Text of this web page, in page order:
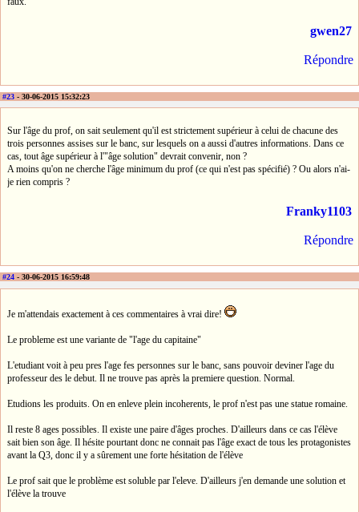
gwen27
Répondre
#23 - 30-06-2015 15:32:23
Sur l'âge du prof, on sait seulement qu'il est strictement supérieur à celui de chacune des
trois personnes assises sur le banc, sur lesquels on a aussi d'autres informations. Dans ce
cas, tout âge supérieur à l'"âge solution" devrait convenir, non ?
A moins qu'on ne cherche l'âge minimum du prof (ce qui n'est pas spécifié) ? Ou alors n'ai-
je rien compris ?
Franky1103
Répondre
#24 - 30-06-2015 16:59:48
Je m'attendais exactement à ces commentaires à vrai dire!
Le probleme est une variante de "l'age du capitaine"
L'etudiant voit à peu pres l'age fes personnes sur le banc, sans pouvoir deviner l'age du
professeur des le debut. Il ne trouve pas après la premiere question. Normal.
Etudions les produits. On en enleve plein incoherents, le prof n'est pas une statue romaine.
Il reste 8 ages possibles. Il existe une paire d'âges proches. D'ailleurs dans ce cas l'élève
sait bien son âge. Il hésite pourtant donc ne connait pas l'âge exact de tous les protagonistes
avant la Q3, donc il y a sûrement une forte hésitation de l'élève
Le prof sait que le problème est soluble par l'eleve. D'ailleurs j'en demande une solution et
l'élève la trouve